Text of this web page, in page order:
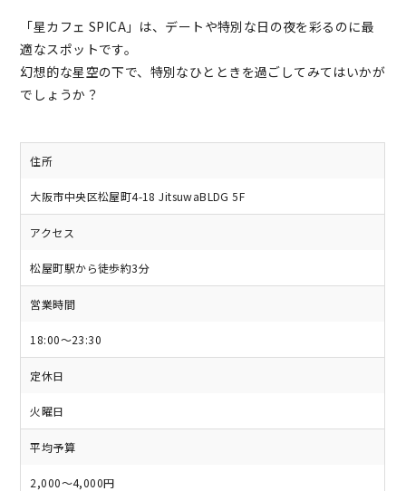
「星カフェ SPICA」は、デートや特別な日の夜を彩るのに最
適なスポットです。
幻想的な星空の下で、特別なひとときを過ごしてみてはいかが
でしょうか？
住所
大阪市中央区松屋町4-18 JitsuwaBLDG 5F
アクセス
松屋町駅から徒歩約3分
営業時間
18:00～23:30
定休日
火曜日
平均予算
2,000～4,000円